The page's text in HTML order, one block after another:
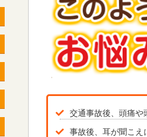
交通事故後、頭痛や
事故後、耳が聞こえ